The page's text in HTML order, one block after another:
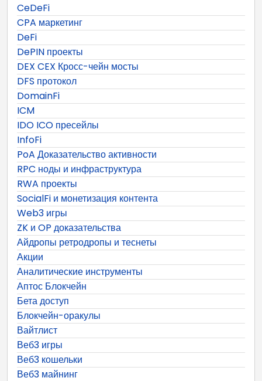
CeDeFi
CPA маркетинг
DeFi
DePIN проекты
DEX CEX Кросс-чейн мосты
DFS протокол
DomainFi
ICM
IDO ICO пресейлы
InfoFi
PoA Доказательство активности
RPC ноды и инфраструктура
RWA проекты
SocialFi и монетизация контента
Web3 игры
ZK и OP доказательства
Айдропы ретродропы и теснеты
Акции
Аналитические инструменты
Аптос Блокчейн
Бета доступ
Блокчейн-оракулы
Вайтлист
Веб3 игры
Веб3 кошельки
Веб3 майнинг